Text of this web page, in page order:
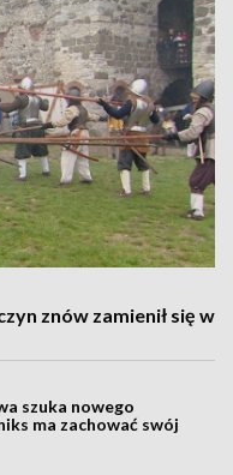
znów zamienił się w
szuka nowego
ma zachować swój